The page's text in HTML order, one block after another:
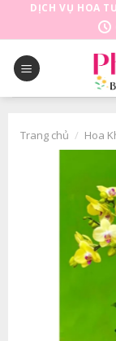
DỊCH VỤ HOA
Trang chủ / Hoa